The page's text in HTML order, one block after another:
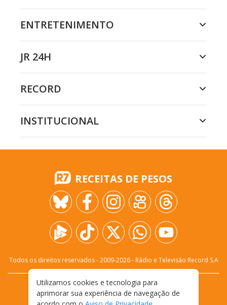
ENTRETENIMENTO
JR 24H
RECORD
INSTITUCIONAL
RECEITAS DE PESOS
Todos os direitos reservados - 2009-2026- Rádio e Televisão Record S.A
FALE CONOSCO
PRIVACIDADE
TERMOS E CONDIÇÕES DE USO
Utilizamos cookies e tecnologia para
aprimorar sua experiência de navegação de